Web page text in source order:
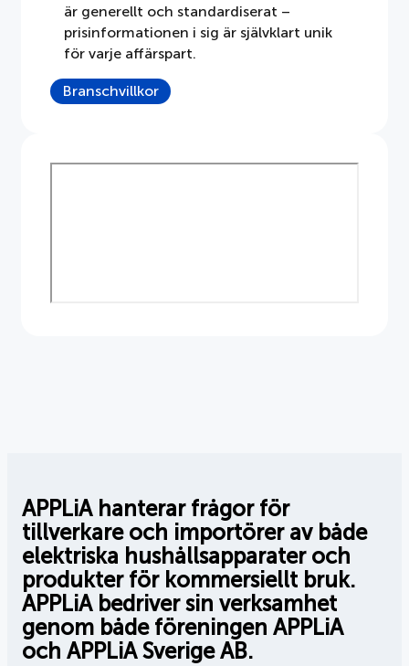
Medlemmar
Pressrum
Nyheter
är generellt och standardiserat –
prisinformationen i sig är självklart unik
för varje affärspart.
Branschvillkor
APPLiA hanterar frågor för
tillverkare och importörer av både
elektriska hushållsapparater och
produkter för kommersiellt bruk.
APPLiA bedriver sin verksamhet
genom både föreningen APPLiA
och APPLiA Sverige AB.